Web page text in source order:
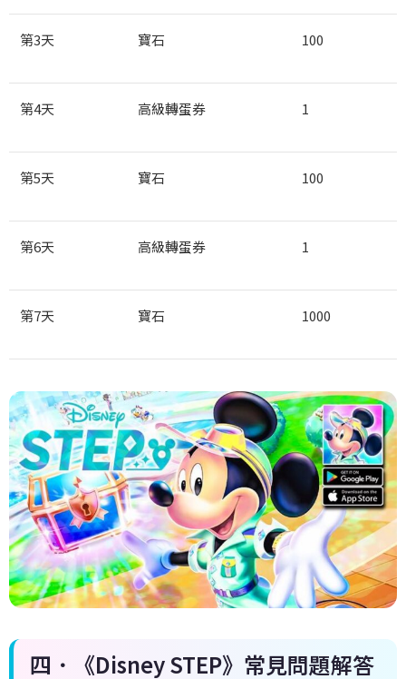
第3天 寶石 100
第4天 高級轉蛋券 1
第5天 寶石 100
第6天 高級轉蛋券 1
第7天 寶石 1000
四．《Disney STEP》常見問題解答